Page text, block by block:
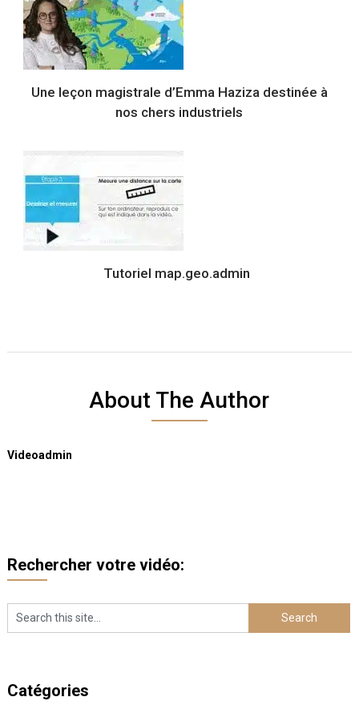
Une leçon magistrale d’Emma Haziza destinée à
nos chers industriels
Tutoriel map.geo.admin
About The Author
Videoadmin
Rechercher votre vidéo:
Catégories